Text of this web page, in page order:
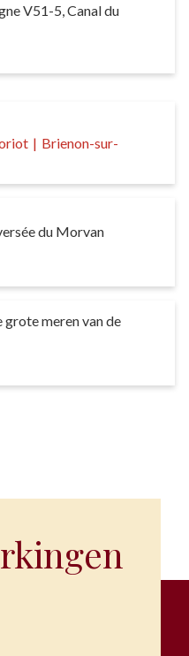
V51-5, Canal du
| Brienon-sur-
du Morvan
grote meren van de